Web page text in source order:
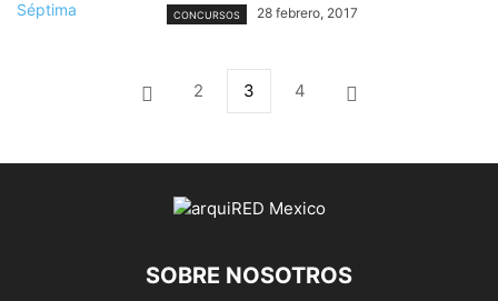
CONCURSOS 28 febrero, 2017
2 3 4
SOBRE NOSOTROS